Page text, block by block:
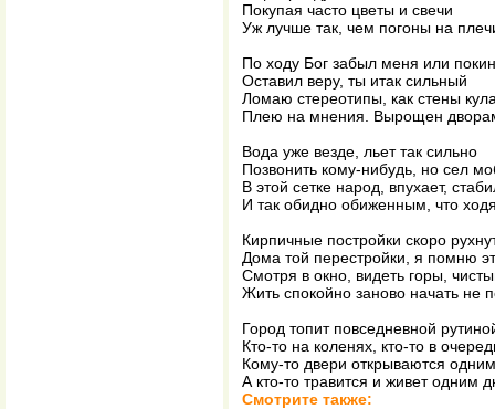
Покупая часто цветы и свечи
Уж лучше так, чем погоны на
По ходу Бог забыл меня или
Оставил веру, ты итак сильный
Ломаю стереотипы, как стены
Плею на мнения. Вырощен
Вода уже везде, льет так сильно
Позвонить кому-нибудь, но сел
В этой сетке народ, впухает,
И так обидно обиженным, что
Кирпичные постройки скоро
Дома той перестройки, я помню
Смотря в окно, видеть горы,
Жить спокойно заново начать не
Город топит повседневной
Кто-то на коленях, кто-то в
Кому-то двери открываются
А кто-то травится и живет одним
Смотрите также: